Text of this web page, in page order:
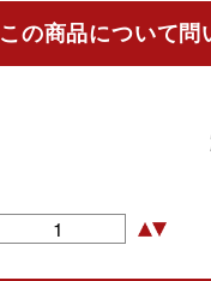
この商品について問